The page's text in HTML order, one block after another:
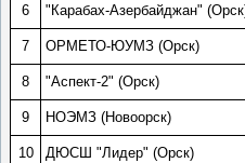
6 "Карабах-Азербайджан"
7 ОРМЕТО-ЮУМЗ (Орск)
8 "Аспект-2" (Орск)
9 НОЭМЗ (Новоорск)
10 ДЮСШ "Лидер" (Орск)